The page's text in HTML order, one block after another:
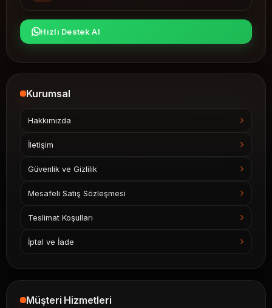
Hızlı Destek Al
Kurumsal
Hakkımızda
İletişim
Güvenlik ve Gizlilik
Mesafeli Satış Sözleşmesi
Teslimat Koşulları
İptal ve İade
Müşteri Hizmetleri